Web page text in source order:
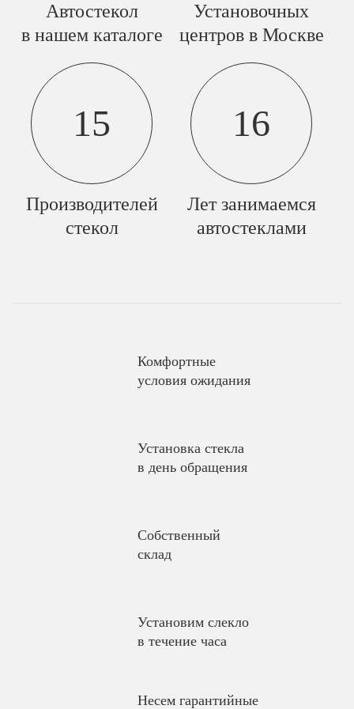
Автостекол
в нашем каталоге
Установочных
центров в Москве
15
Производителей
стекол
16
Лет занимаемся
автостеклами
Комфортные
условия ожидания
Установка стекла
в день обращения
Собственный
склад
Установим слекло
в течение часа
Несем гарантийные